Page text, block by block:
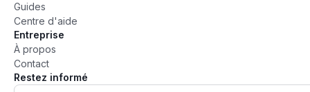
Guides
Centre d'aide
Entreprise
À propos
Contact
Restez informé